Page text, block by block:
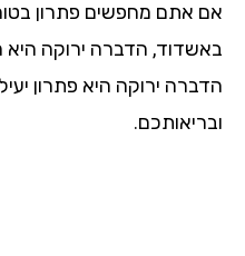
אם אתם מחפשים פתרון
באשדוד, הדברה ירוקה היא
הדברה ירוקה היא פתרון
ובריאותכם.